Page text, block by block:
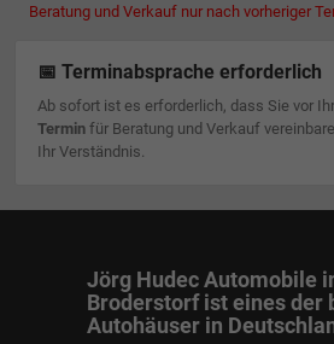
Beratung und Verkauf nur nach vorheriger
📅 Terminabsprache erforderlich
Ab sofort ist es erforderlich, dass Sie vor
Terminfür Beratung und Verkauf
Ihr Verständnis.
Jörg Hudec Automobile
Broderstorf ist eines der
Autohäuser in